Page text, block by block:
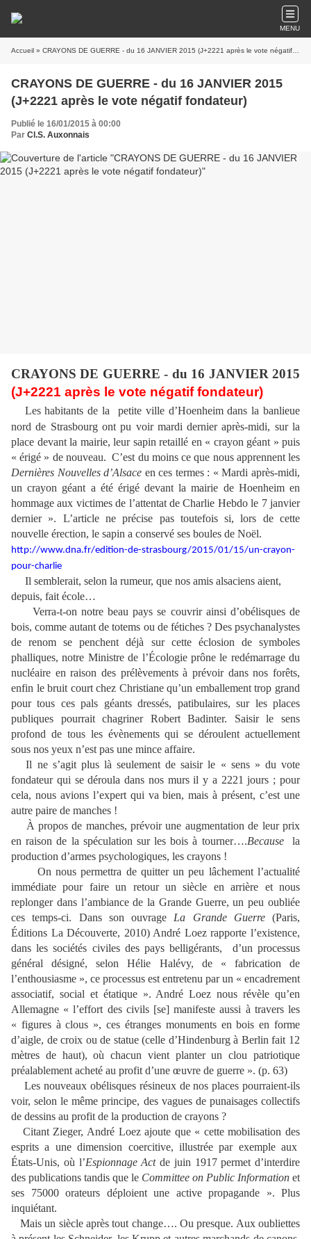
MENU
Accueil » CRAYONS DE GUERRE - du 16 JANVIER 2015 (J+2221 après le vote négatif fondateur)
CRAYONS DE GUERRE - du 16 JANVIER 2015
(J+2221 après le vote négatif fondateur)
Publié le 16/01/2015 à 00:00
Par Cl.S. Auxonnais
CRAYONS DE GUERRE - du 16 JANVIER 2015
(J+2221 après le vote négatif fondateur)
Les habitants de la
petite ville d’Hoenheim dans la banlieue
nord de Strasbourg ont pu voir mardi dernier après-midi, sur la
place devant la mairie, leur sapin retaillé en « crayon géant » puis
« érigé » de nouveau. C’est du moins ce que nous apprennent les
Dernières Nouvelles d’Alsace en ces termes : « Mardi après-midi,
un crayon géant a été érigé devant la mairie de Hoenheim en
hommage aux victimes de l’attentat de Charlie Hebdo le 7 janvier
dernier ». L’article ne précise pas toutefois si, lors de cette
nouvelle érection, le sapin a conservé ses boules de Noël.
http://www.dna.fr/edition-de-strasbourg/2015/01/15/un-crayon-
pour-charlie
Il semblerait, selon la rumeur, que nos amis alsaciens aient,
depuis, fait école…
Verra-t-on notre beau pays se couvrir ainsi d’obélisques de
bois, comme autant de totems ou de fétiches ? Des psychanalystes
de renom se penchent déjà sur cette éclosion de symboles
phalliques, notre Ministre de l’Écologie prône le redémarrage du
nucléaire en raison des prélèvements à prévoir dans nos forêts,
enfin le bruit court chez Christiane qu’un emballement trop grand
pour tous ces pals géants dressés, patibulaires, sur les places
publiques pourrait chagriner Robert Badinter. Saisir le sens
profond de tous les évènements qui se déroulent actuellement
sous nos yeux n’est pas une mince affaire.
Il ne s’agit plus là seulement de saisir le « sens » du vote
fondateur qui se déroula dans nos murs il y a 2221 jours ; pour
cela, nous avions l’expert qui va bien, mais à présent, c’est une
autre paire de manches !
À propos de manches, prévoir une augmentation de leur prix
en raison de la spéculation sur les bois à tourner….Because
la
production d’armes psychologiques, les crayons !
On nous permettra de quitter un peu lâchement l’actualité
immédiate pour faire un retour un siècle en arrière et nous
replonger dans l’ambiance de la Grande Guerre, un peu oubliée
ces temps-ci. Dans son ouvrage La Grande Guerre(Paris,
Éditions La Découverte, 2010) André Loez rapporte l’existence,
dans les sociétés civiles des pays belligérants,
d’un processus
général désigné, selon Hélie Halévy, de « fabrication de
l’enthousiasme », ce processus est entretenu par un « encadrement
associatif, social et étatique ». André Loez nous révèle qu’en
Allemagne « l’effort des civils [se] manifeste aussi à travers les
« figures à clous », ces étranges monuments en bois en forme
d’aigle, de croix ou de statue (celle d’Hindenburg à Berlin fait 12
mètres de haut), où chacun vient planter un clou patriotique
préalablement acheté au profit d’une œuvre de guerre ». (p. 63)
Les nouveaux obélisques résineux de nos places pourraient-ils
voir, selon le même principe, des vagues de punaisages collectifs
de dessins au profit de la production de crayons ?
Citant Zieger, André Loez ajoute que « cette mobilisation des
esprits a une dimension coercitive, illustrée par exemple aux
États-Unis, où l’Espionnage Actde juin 1917 permet d’interdire
des publications tandis que le Committee on Public Information et
ses 75000 orateurs déploient une active propagande ». Plus
inquiétant.
Mais un siècle après tout change…. Ou presque. Aux oubliettes